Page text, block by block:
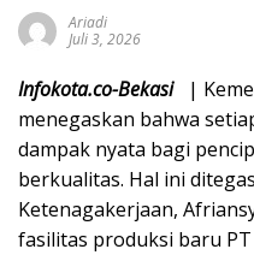
Ariadi
Juli 3, 2026
Infokota.co-​Bekasi
|
menegaskan bahwa
dampak nyata bagi
berkualitas. Hal ini
Ketenagakerjaan,
fasilitas produksi baru